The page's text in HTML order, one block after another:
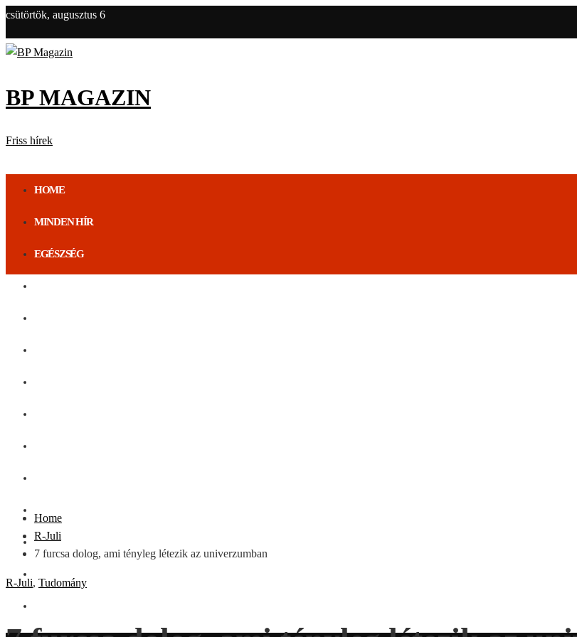
csütörtök, augusztus 6
BP MAGAZIN
Friss hírek
HOME
MINDEN HÍR
EGÉSZSÉG
OTTHON
Home
R-Juli
7 furcsa dolog, ami tényleg létezik az univerzumban
R-Juli, Tudomány